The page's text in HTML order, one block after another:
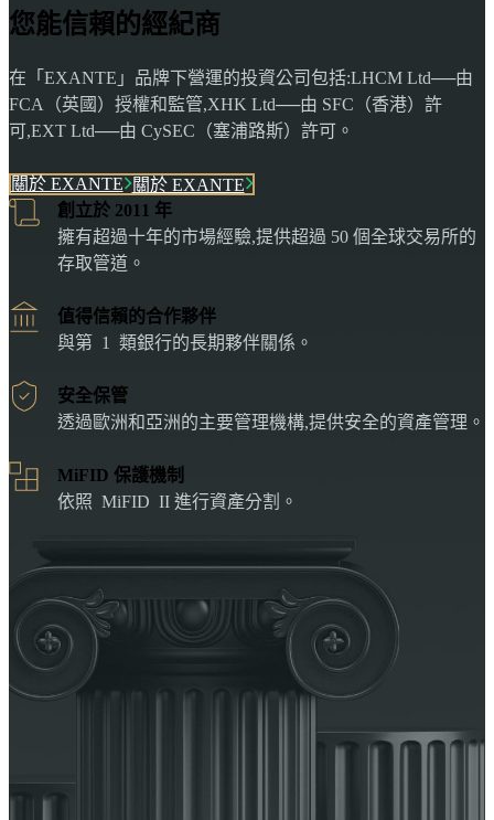
您能信賴的經紀商
在「EXANTE」品牌下營運的投資公司包括:LHCM Ltd──由
FCA（英國）授權和監管,XHK Ltd──由 SFC（香港）許
可,EXT Ltd──由 CySEC（塞浦路斯）許可。
關於 EXANTE 關於 EXANTE
創立於 2011 年
擁有超過十年的市場經驗,提供超過 50 個全球交易所的
存取管道。
值得信賴的合作夥伴
與第 1 類銀行的長期夥伴關係。
安全保管
透過歐洲和亞洲的主要管理機構,提供安全的資產管理。
MiFID 保護機制
依照 MiFID II 進行資產分割。